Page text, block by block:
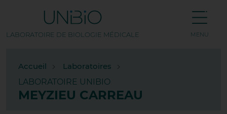
LABORATOIRE DE BIOLOGIE MÉDICALE MENU
TOUS NOS LABORATOIRES
AMP PASTEUR
Accueil
Laboratoires
LABORATOIRE UNIBIO
MEYZIEU CARREAU